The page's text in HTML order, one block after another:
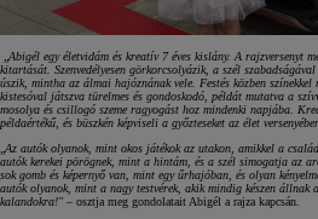
Abigél egy életvidám és kreatív 7 éves kislány. A rajzversenyt
kitartását. Szenvedélyesen görkorcsolyázik, a szél
úszik, mintha az álmai hajóznának vele. Festés közben
kistesóval játszva türelmes és gondoskodó, példát mutatva a
mosolya és csillogó szeme ragyogást hoz mindenki napjába.
példaértékű, és büszkén képviseli a győzteseket az élet
Az autók olyanok, mint okos játékok az utakon, amikkel a
autók kerekei pörögnek, mint a hintám, és a szél simogatja az
sok gomb és képernyő van, mint egy űrhajóban, és olyan
autók olyanok, mint a nagy testvérek, akik mindig készen állnak
kalandokra!" – osztja meg gondolatait Abigél a rajza kapcsán.